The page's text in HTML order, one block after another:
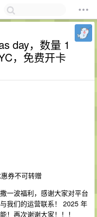
day，数量 1
，免费开卡
券不可转赠
一波福利，感谢大家对平台
我们的运营联系！ 2025 年
！再次谢谢大家！！！